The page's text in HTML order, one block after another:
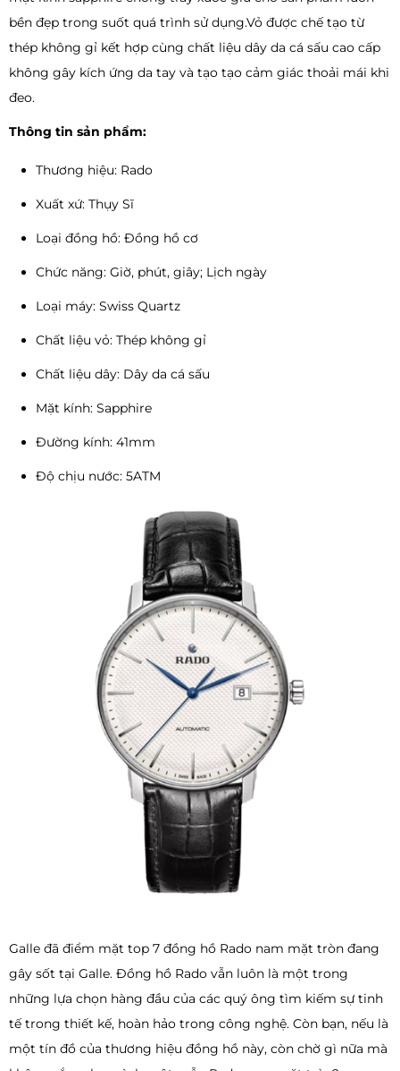
bền đẹp trong suốt quá trình sử dụng.Vỏ được chế tạo từ
thép không gỉ kết hợp cùng chất liệu dây da cá sấu cao cấp
không gây kích ứng da tay và tạo tạo cảm giác thoải mái khi
đeo.
Thông tin sản phẩm:
Thương hiệu: Rado
Xuất xứ: Thụy Sĩ
Loại đồng hồ: Đồng hồ cơ
Chức năng: Giờ, phút, giây; Lịch ngày
Loại máy: Swiss Quartz
Chất liệu vỏ: Thép không gỉ
Chất liệu dây: Dây da cá sấu
Mặt kính: Sapphire
Đường kính: 41mm
Độ chịu nước: 5ATM
Galle đã điểm mặt top 7 đồng hồ Rado nam mặt tròn đang
gây sốt tại Galle. Đồng hồ Rado vẫn luôn là một trong
những lựa chọn hàng đầu của các quý ông tìm kiếm sự tinh
tế trong thiết kế, hoàn hảo trong công nghệ. Còn bạn, nếu là
một tín đồ của thương hiệu đồng hồ này, còn chờ gì nữa mà